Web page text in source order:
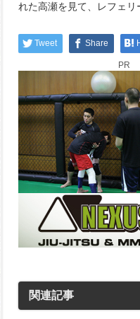
れた高瀬を見て、レフェリ
Tweet Share
PR
関連記事